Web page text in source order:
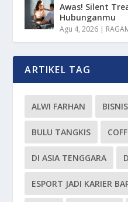
Awas! Silent
Hubunganmu
Agu 4, 2026 |
ARTIKEL TAG
ALWI FARHAN
BULU TANGKIS
DI ASIA TENGGARA
ESPORT JADI KARIER